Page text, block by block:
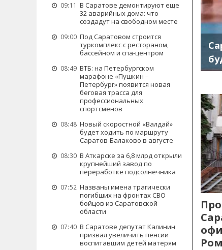
09:11 В Саратове демонтируют еще
32 аварийных дома: что
создадут на свободном месте
09:00 Под Саратовом строится
туркомплекс с рестораном,
бассейном и спа-центром
08:49 ВТБ: на Петербургском
марафоне «Пушкин –
Петербург» появится новая
беговая трасса для
профессиональных
спортсменов
08:48 Новый скоростной «Валдай»
будет ходить по маршруту
Саратов-Балаково в августе
08:30 В Аткарске за 6,8 млрд открыли
крупнейший завод по
переработке подсолнечника
07:52 Названы имена трагически
погибших на фронтах СВО
бойцов из Саратовской
области
07:40 В Саратове депутат Калинин
призвал увеличить пенсии
воспитавшим детей матерям